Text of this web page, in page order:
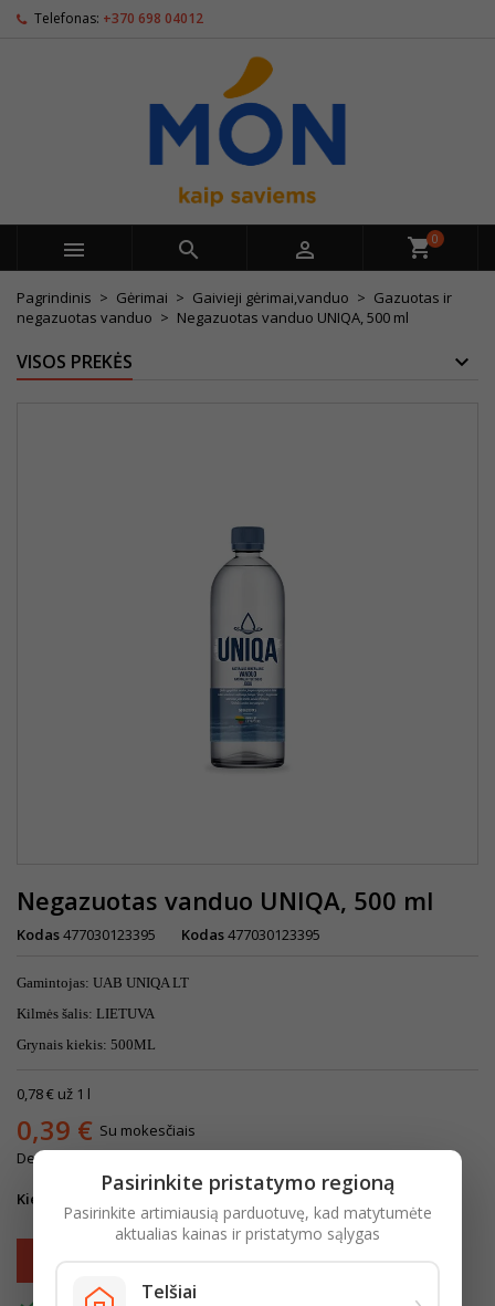
Telefonas: +370 698 04012
   0
Pagrindinis Gėrimai Gaivieji gėrimai,vanduo
Gazuotas ir
negazuotas vanduo
Negazuotas vanduo UNIQA, 500 ml
VISOS PREKĖS
Negazuotas vanduo UNIQA, 500 ml
Kodas477030123395 Kodas477030123395
Gamintojas: UAB UNIQA LT
Kilmės šalis: LIETUVA
Grynais kiekis: 500ML
0,78 € už 1 l
0,39 € Su mokesčiais
Depozito kaina: 0,10 € (su mok.)
Kiekis
Pasirinkite pristatymo regioną
Pasirinkite artimiausią parduotuvę, kad matytumėte
aktualias kainas ir pristatymo sąlygas
Telšiai